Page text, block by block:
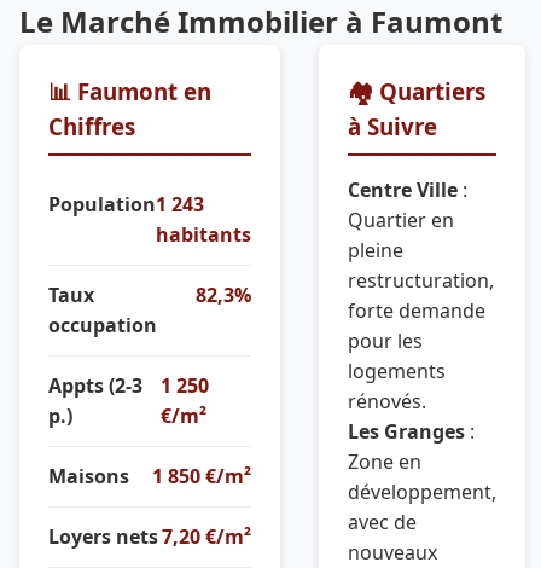
Le Marché Immobilier à Faumont
📊 Faumont en
Chiffres
Population1 243
habitants
Taux
occupation
82,3%
Appts (2-3
p.)
1 250
€/m²
Maisons 1 850 €/m²
Loyers nets7,20 €/m²
🏘️ Quartiers
à Suivre
Centre Ville :
Quartier en
pleine
restructuration,
forte demande
pour les
logements
rénovés.
Les Granges :
Zone en
développement,
avec de
nouveaux